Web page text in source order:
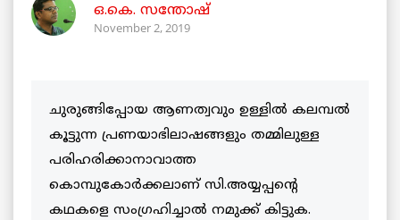
ഒ.കെ. സന്തോഷ്
November 2, 2019
ചുരുങ്ങിപ്പോയ ആണത്വവും ഉള്ളിൽ കലമ്പല്‍
കൂട്ടുന്ന പ്രണയാഭിലാഷങ്ങളും തമ്മിലുള്ള
പരിഹരിക്കാനാവാത്ത
കൊമ്പുകോര്‍ക്കലാണ് സി.അയ്യപ്പന്റെ
കഥകളെ സംഗ്രഹിച്ചാല്‍ നമുക്ക് കിട്ടുക.